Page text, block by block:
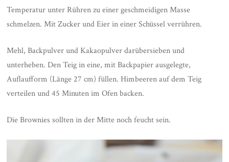
Temperatur unter Rühren zu einer geschmeidigen Masse
schmelzen. Mit Zucker und Eier in einer Schüssel verrühren.
Mehl, Backpulver und Kakaopulver darübersieben und
unterheben. Den Teig in eine, mit Backpapier ausgelegte,
Auflaufform (Länge 27 cm) füllen. Himbeeren auf dem Teig
verteilen und 45 Minuten im Ofen backen.
Die Brownies sollten in der Mitte noch feucht sein.